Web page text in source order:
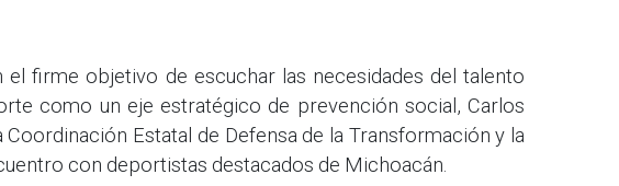
el firme objetivo de escuchar las necesidades del talento
como un eje estratégico de prevención social, Carlos
Coordinación Estatal de Defensa de la Transformación y la
con deportistas destacados de Michoacán.